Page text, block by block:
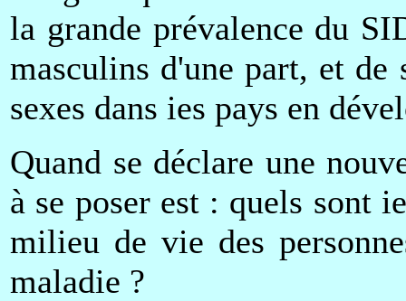
la grande prévalence du
masculins d'une part, et de
sexes dans ies pays en
Quand se déclare une
à se poser est : quels sont
milieu de vie des
maladie ?